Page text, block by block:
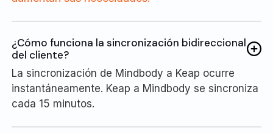
¿Cómo funciona la sincronización bidireccional
del cliente?
La sincronización de Mindbody a Keap ocurre
instantáneamente. Keap a Mindbody se sincroniza
cada 15 minutos.